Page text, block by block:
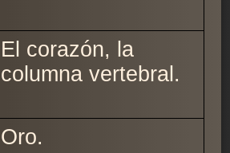
El corazón, la
columna vertebral.
Oro.